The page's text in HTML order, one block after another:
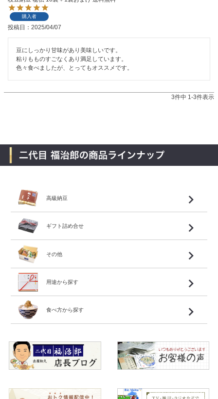
購入者
投稿日 2025/04/07
豆にしっかり甘味があり美味しいです。
粘りもものすごなくあり満足しています。
色々食べましたが、とってもオススメです。
3件中 1-3件表示
高級納豆
ギフト詰め合せ
その他
用途から探す
食べ方から探す